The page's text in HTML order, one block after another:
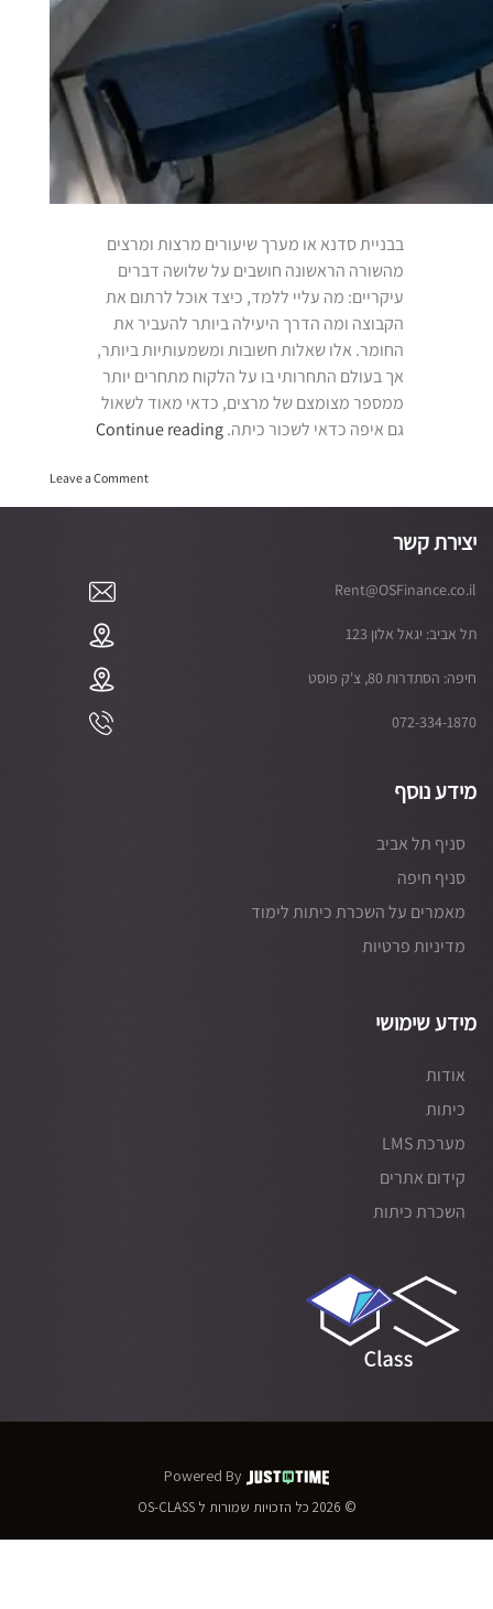
בבניית סדנא או מערך שיעורים מרצות ומרצים
מהשורה הראשונה חושבים על שלושה דברים
עיקריים: מה עליי ללמד, כיצד אוכל לרתום את
הקבוצה ומה הדרך היעילה ביותר להעביר את
החומר. אלו שאלות חשובות ומשמעותיות ביותר,
אך בעולם התחרותי בו על הלקוח מתחרים יותר
ממספר מצומצם של מרצים, כדאי מאוד לשאול
גם איפה כדאי לשכור כיתה. Continue reading“איפה
לשכור
כיתה?”
Leave a Commenton
יצירת קשר
Rent@OSFinance.co.il
תל אביב: יגאל אלון 123
חיפה: הסתדרות 80, צ'ק פוסט
072-334-1870
מידע נוסף
סניף תל אביב
סניף חיפה
מאמרים על השכרת כיתות לימוד
מדיניות פרטיות
מידע שימושי
אודות
כיתות
מערכת LMS
קידום אתרים
השכרת כיתות
Powered By
OS-CLASS כל הזכויות שמורות ל © 2026